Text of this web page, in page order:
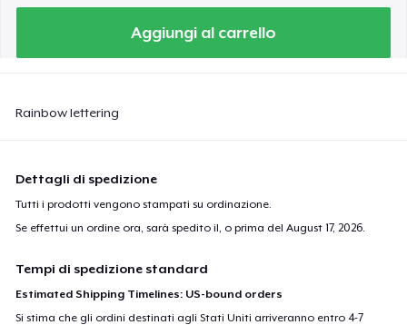
Aggiungi al carrello
Rainbow lettering
Dettagli di spedizione
Tutti i prodotti vengono stampati su ordinazione.
Se effettui un ordine ora, sarà spedito il, o prima delAugust 17, 2026.
Tempi di spedizione standard
Estimated Shipping Timelines: US-bound orders
Si stima che gli ordini destinati agli Stati Uniti arriveranno entro 4-7